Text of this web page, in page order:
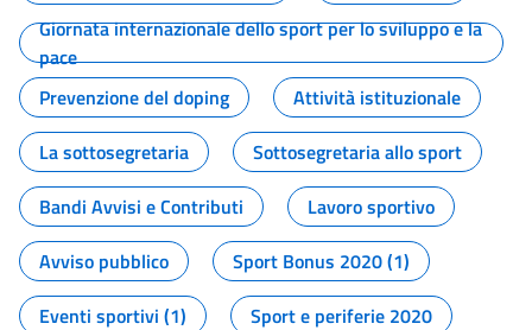
Giornata internazionale dello sport per lo sviluppo e la
pace
Prevenzione del doping
Attività istituzionale
La sottosegretaria
Sottosegretaria allo sport
Bandi Avvisi e Contributi
Lavoro sportivo
Avviso pubblico
Sport Bonus 2020 (1)
Eventi sportivi (1)
Sport e periferie 2020